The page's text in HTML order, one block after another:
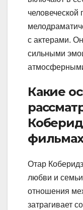
человеческой
с актерами.
сильными
Какие
Отар
любви и
отношения
затрагивает